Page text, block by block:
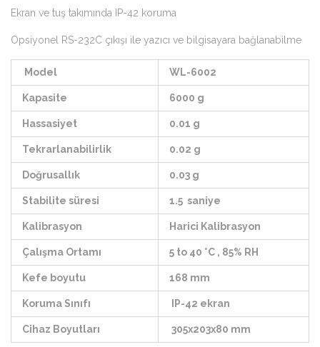
Ekran ve tuş takımında IP-42 koruma
Opsiyonel RS-232C çıkışı ile yazıcı ve bilgisayara bağlanabilme
Model WL-6002
Kapasite 6000 g
Hassasiyet 0.01 g
Tekrarlanabilirlik 0.02 g
Doğrusallık 0.03 g
Stabilite süresi 1.5 saniye
Kalibrasyon Harici Kalibrasyon
Çalışma Ortamı 5 to 40 ˚C , 85% RH
Kefe boyutu 168 mm
Koruma Sınıfı IP-42 ekran
Cihaz Boyutları 305x203x80 mm